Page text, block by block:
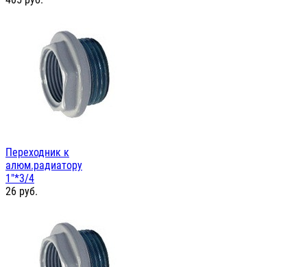
Переходник к
алюм.радиатору
1"*3/4
26 руб.